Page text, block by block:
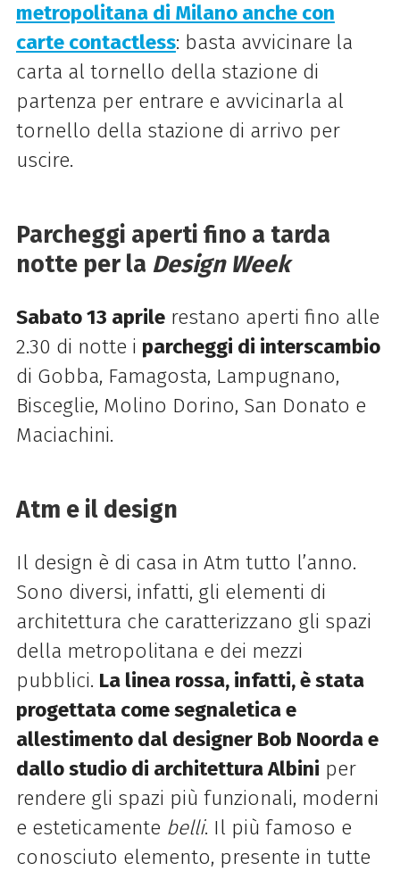
metropolitana di Milano anche con
carte contactless: basta avvicinare la
carta al tornello della stazione di
partenza per entrare e avvicinarla al
tornello della stazione di arrivo per
uscire.
Parcheggi aperti fino a tarda
notte per la Design Week
Sabato 13 aprilerestano aperti fino alle
2.30 di notte i parcheggi di interscambio
di Gobba, Famagosta, Lampugnano,
Bisceglie, Molino Dorino, San Donato e
Maciachini.
Atm e il design
Il design è di casa in Atm tutto l’anno.
Sono diversi, infatti, gli elementi di
architettura che caratterizzano gli spazi
della metropolitana e dei mezzi
pubblici. La linea rossa, infatti, è stata
progettata come segnaletica e
allestimento dal designer Bob Noorda e
dallo studio di architettura Albini per
rendere gli spazi più funzionali, moderni
e esteticamente belli. Il più famoso e
conosciuto elemento, presente in tutte